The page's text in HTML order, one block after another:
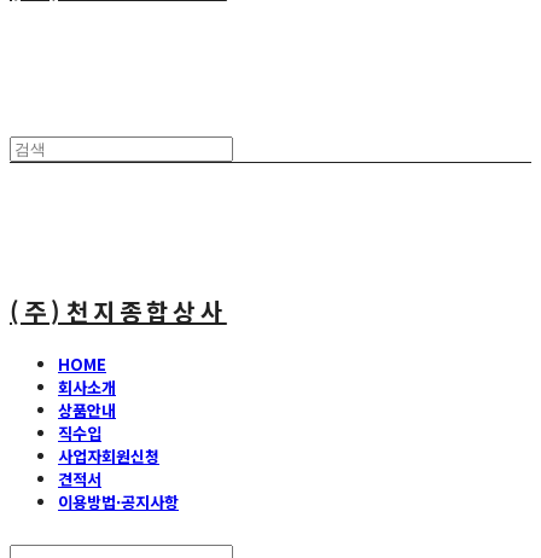
(주)천지종합상사
HOME
회사소개
상품안내
직수입
사업자회원신청
견적서
이용방법·공지사항